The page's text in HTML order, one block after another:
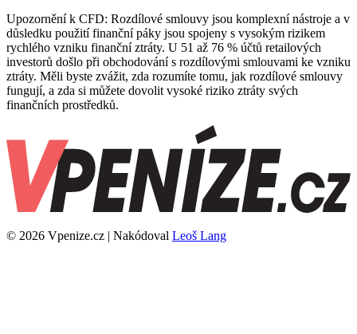
Upozornění k CFD: Rozdílové smlouvy jsou komplexní nástroje a v
důsledku použití finanční páky jsou spojeny s vysokým rizikem
rychlého vzniku finanční ztráty. U 51 až 76 % účtů retailových
investorů došlo při obchodování s rozdílovými smlouvami ke vzniku
ztráty. Měli byste zvážit, zda rozumíte tomu, jak rozdílové smlouvy
fungují, a zda si můžete dovolit vysoké riziko ztráty svých
finančních prostředků.
© 2026 Vpenize.cz | Nakódoval Leoš Lang